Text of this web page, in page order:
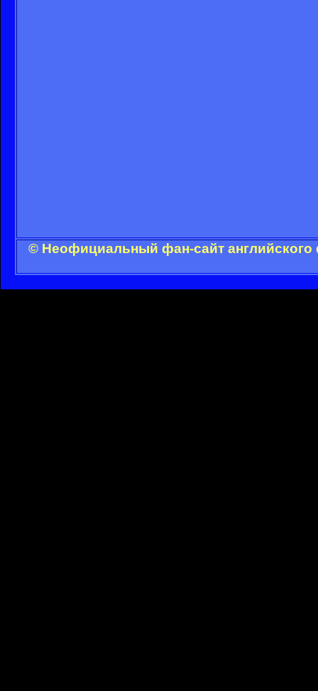
© Неофициальный фан-сайт английского